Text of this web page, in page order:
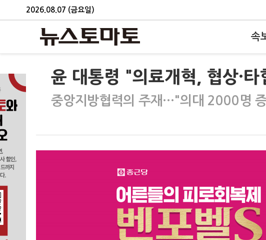
2026.08.07 (금요일)
속
윤 대통령 "의료개혁, 협상·
중앙지방협력의 주재…"의대 2000명